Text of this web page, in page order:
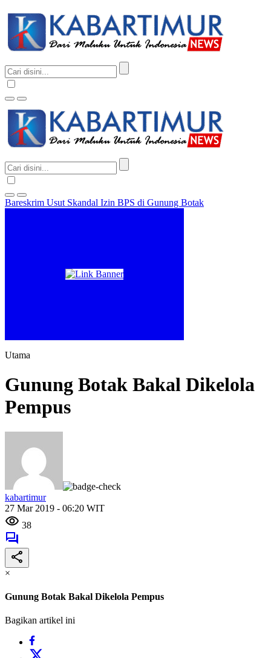
Bareskrim Usut Skandal Izin BPS di Gunung Botak
Utama
Gunung Botak Bakal Dikelola
Pempus
kabartimur
27 Mar 2019 - 06:20 WIT
38
×
Gunung Botak Bakal Dikelola Pempus
Bagikan artikel ini